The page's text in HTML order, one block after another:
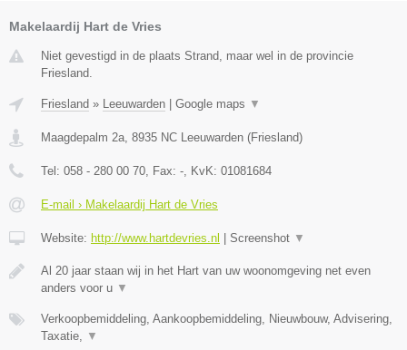
Makelaardij Hart de Vries
Niet gevestigd in de plaats Strand, maar wel in de provincie
Friesland.
Friesland » Leeuwarden | Google maps ▼
Maagdepalm 2a 8935 NC Leeuwarden (Friesland)
Tel: 058 - 280 00 70 , Fax: - , KvK: 01081684
E-mail › Makelaardij Hart de Vries
Website: http://www.hartdevries.nl | Screenshot ▼
Al 20 jaar staan wij in het Hart van uw woonomgeving net even
anders voor u ▼
Verkoopbemiddeling, Aankoopbemiddeling, Nieuwbouw, Advisering,
Taxatie,
▼